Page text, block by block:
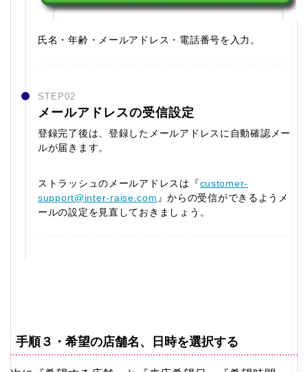
氏名・年齢・メールアドレス・電話番号を入力。
STEP02
メールアドレスの受信設定
登録完了後は、登録したメールアドレスに自動確認メー
ルが届きます。
ストラッシュのメールアドレスは『customer-
support@inter-raise.com 』からの受信ができるようメ
ールの設定を見直しておきましょう。
手順３・希望の店舗名、日時を選択する